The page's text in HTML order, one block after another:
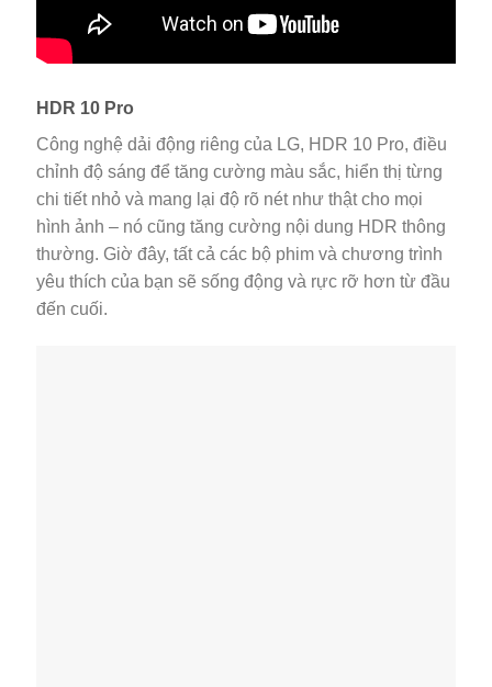
HDR 10 Pro
Công nghệ dải động riêng của LG, HDR 10 Pro, điều
chỉnh độ sáng để tăng cường màu sắc, hiển thị từng
chi tiết nhỏ và mang lại độ rõ nét như thật cho mọi
hình ảnh – nó cũng tăng cường nội dung HDR thông
thường. Giờ đây, tất cả các bộ phim và chương trình
yêu thích của bạn sẽ sống động và rực rỡ hơn từ đầu
đến cuối.